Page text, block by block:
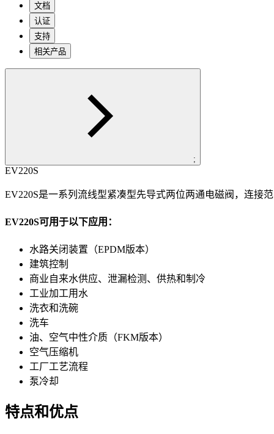
文档
认证
支持
相关产品
;
EV220S
EV220S是一系列流线型紧凑型先导式两位两通电磁阀，连接
EV220S可用于以下应用：
水路关闭装置（EPDM版本）
建筑控制
商业自来水供应、泄漏检测、供热和制冷
工业加工用水
洗衣和洗碗
洗车
油、空气中性介质（FKM版本）
空气压缩机
工厂工艺流程
泵冷却
特点和优点